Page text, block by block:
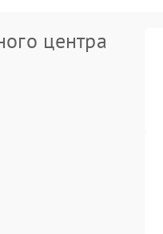
центра